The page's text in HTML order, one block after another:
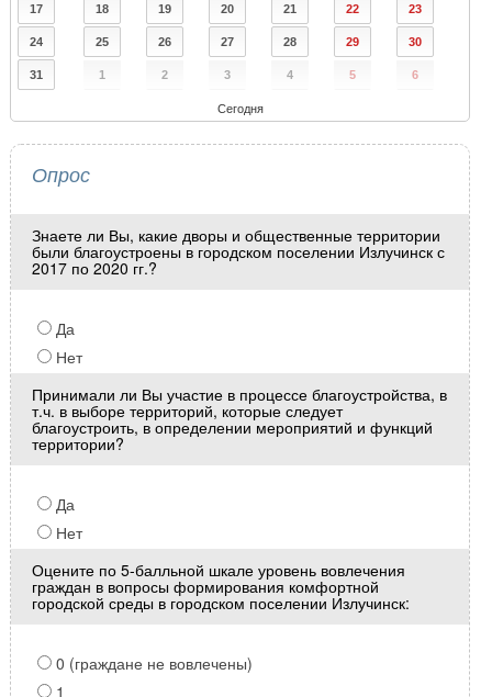
17 18 19 20 21 22 23
24 25 26 27 28 29 30
31 1 2 3 4 5 6
Сегодня
Опрос
Знаете ли Вы, какие дворы и общественные территории
были благоустроены в городском поселении Излучинск с
2017 по 2020 гг.?
Да
Нет
Принимали ли Вы участие в процессе благоустройства, в
т.ч. в выборе территорий, которые следует
благоустроить, в определении мероприятий и функций
территории?
Да
Нет
Оцените по 5-балльной шкале уровень вовлечения
граждан в вопросы формирования комфортной
городской среды в городском поселении Излучинск:
0 (граждане не вовлечены)
1